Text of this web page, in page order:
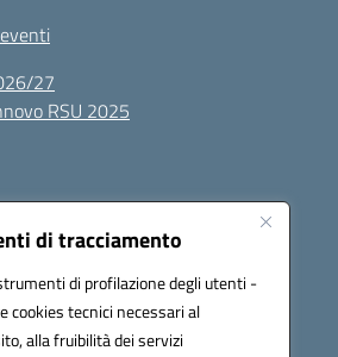
di tracciamento
di profilazione degli utenti -
cookies tecnici necessari al
alla fruibilità dei servizi
27
RSU 2025